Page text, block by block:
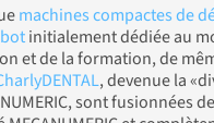
machines compactes de
initialement dédiée au
et de la formation, de
, devenue la
sont fusionnées